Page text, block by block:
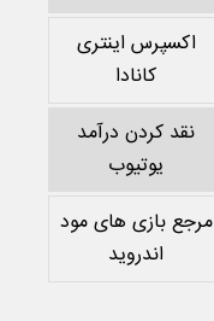
اکسپرس اینتری
کانادا
نقد کردن درآمد
یوتیوب
مرجع بازی های مود
اندروید